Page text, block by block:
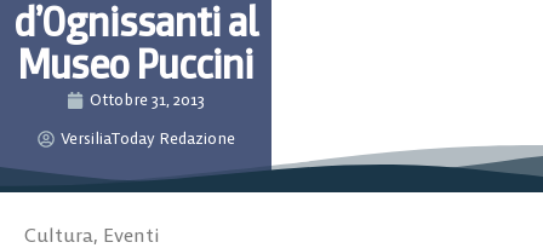
d’Ognissanti al
Museo Puccini
Ottobre 31, 2013
VersiliaToday Redazione
Cultura, Eventi